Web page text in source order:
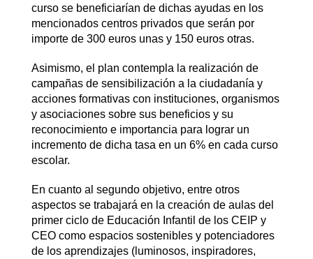
curso se beneficiarían de dichas ayudas en los
mencionados centros privados que serán por
importe de 300 euros unas y 150 euros otras.
Asimismo, el plan contempla la realización de
campañas de sensibilización a la ciudadanía y
acciones formativas con instituciones, organismos
y asociaciones sobre sus beneficios y su
reconocimiento e importancia para lograr un
incremento de dicha tasa en un 6% en cada curso
escolar.
En cuanto al segundo objetivo, entre otros
aspectos se trabajará en la creación de aulas del
primer ciclo de Educación Infantil de los CEIP y
CEO como espacios sostenibles y potenciadores
de los aprendizajes (luminosos, inspiradores,